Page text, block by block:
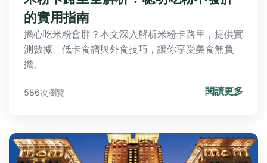
的實用指南
擔心吃米粉會胖？本文深入解析米粉卡路里，提供實
測數據、低卡食譜與外食技巧，讓你享受美食無負
擔。
586次瀏覽 閱讀更多